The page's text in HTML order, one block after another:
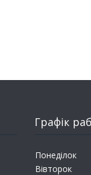
Графік
Понеділок
Вівторок